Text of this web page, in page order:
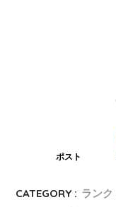
ポスト
CATEGORY : ランク